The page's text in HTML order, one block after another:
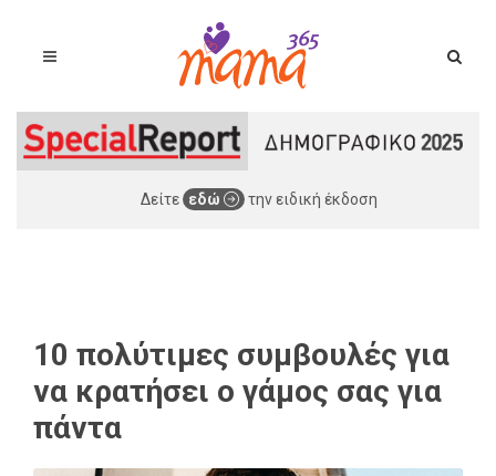
Δείτε εδώ την ειδική έκδοση
10 πολύτιμες συμβουλές για
να κρατήσει ο γάμος σας για
πάντα